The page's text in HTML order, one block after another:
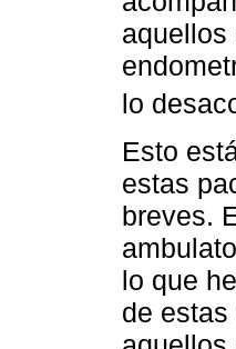
aquellos
lo
Esto
estas
breves.
lo que
de